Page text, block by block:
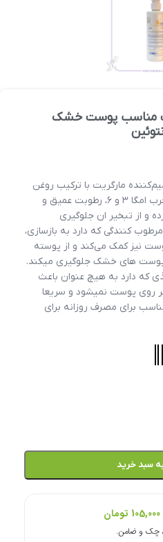
مناسب پوست خشک
مارگریت با ترکیب روغن
آووکادو، آلانتوئین و اسیدهای چرب امگا ۳ و ۶، رطوبت عمیق و
و از تبخیر ان جلوگیری
کنندگی که دارد به بازسازی،
نیز کمک می‌کند و از پوسته
های خشک جلوگیری میکند.
که دارد به هیچ عنوان باعث
روی پوست نمیشود و سریعا
برای مصرف روزانه برای
سبد خرید
105,000 تومان